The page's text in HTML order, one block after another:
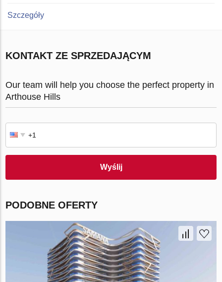
Szczegóły
KONTAKT ZE SPRZEDAJĄCYM
Our team will help you choose the perfect property in
Arthouse Hills
Wyślij
PODOBNE OFERTY